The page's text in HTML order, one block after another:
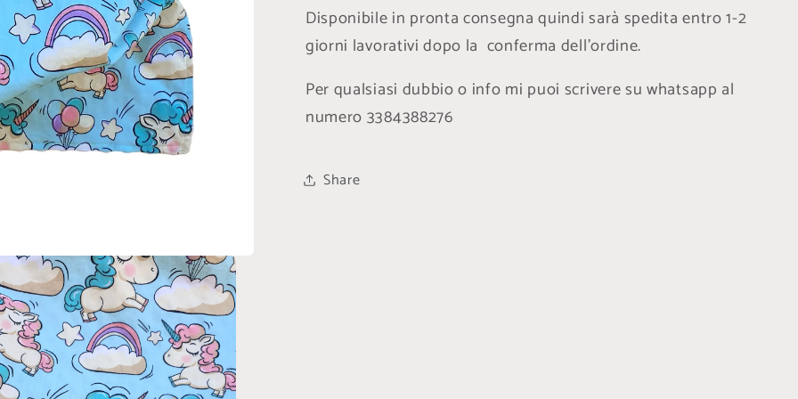
Disponibile in pronta consegna quindi sarà spedita entro 1-2
giorni lavorativi dopo la conferma dell'ordine.
Per qualsiasi dubbio o info mi puoi scrivere su whatsapp al
numero 3384388276
Share